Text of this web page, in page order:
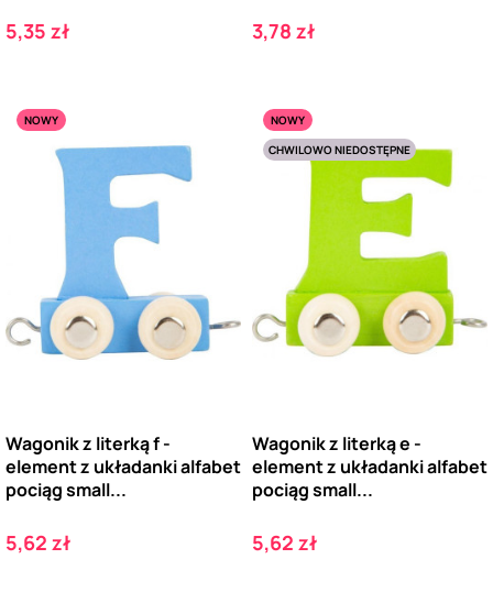
Cena
5,35 zł Cena
3,78 zł
NOWY
Wagonik z literką f -
element z układanki alfabet
pociąg small...
Cena
5,62 zł
NOWY
CHWILOWO NIEDOSTĘPNE
Wagonik z literką e -
element z układanki alfabet
pociąg small...
Cena
5,62 zł